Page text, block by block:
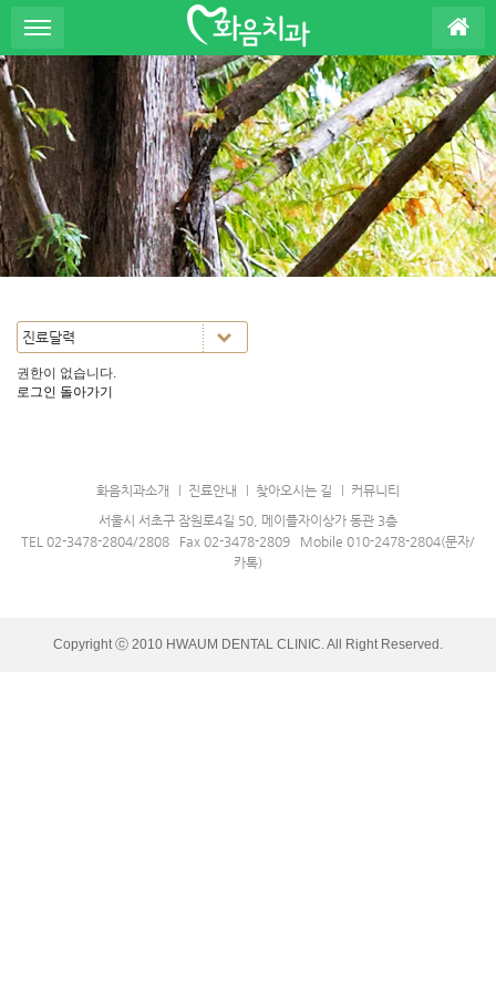
S
u
b
P
o
m
o
t
i
권한이 없습니다.
로그인 돌아가기
화음치과소개 진료안내 찾아오시는 길
커뮤니티
서울시 서초구 잠원로4길 50, 메이플자이상가 동관 3층
TEL 02-3478-2804/2808 Fax 02-3478-2809 Mobile 010-2478-2804(문자/
카톡)
Copyright ⓒ 2010 HWAUM DENTAL CLINIC. All Right Reserved.